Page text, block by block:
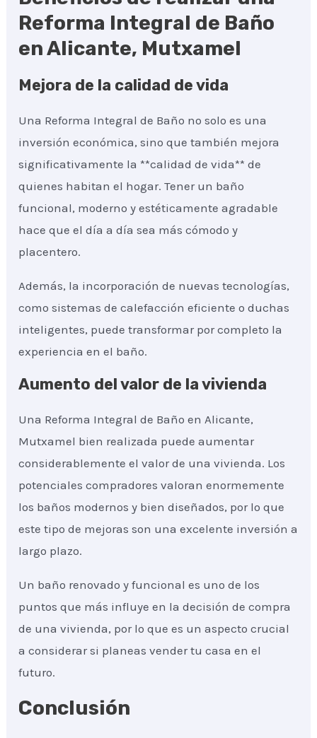
Reforma Integral de Baño
en Alicante, Mutxamel
Mejora de la calidad de vida
Una Reforma Integral de Baño no solo es una
inversión económica, sino que también mejora
significativamente la **calidad de vida** de
quienes habitan el hogar. Tener un baño
funcional, moderno y estéticamente agradable
hace que el día a día sea más cómodo y
placentero.
Además, la incorporación de nuevas tecnologías,
como sistemas de calefacción eficiente o duchas
inteligentes, puede transformar por completo la
experiencia en el baño.
Aumento del valor de la vivienda
Una Reforma Integral de Baño en Alicante,
Mutxamel bien realizada puede aumentar
considerablemente el valor de una vivienda. Los
potenciales compradores valoran enormemente
los baños modernos y bien diseñados, por lo que
este tipo de mejoras son una excelente inversión a
largo plazo.
Un baño renovado y funcional es uno de los
puntos que más influye en la decisión de compra
de una vivienda, por lo que es un aspecto crucial
a considerar si planeas vender tu casa en el
futuro.
Conclusión